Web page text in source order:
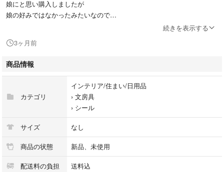
娘にと思い購入しましたが
娘の好みではなかったみたいなので
簡易包装でこのまま直接
ゆうパケットポストminiにて
発送させて頂きます。
一度人の手に渡った商品です。
神経質•完璧を求める方は
ご購入をお控え下さい。
お手数では
プロフィールをご覧頂き
続きを表示する
3ヶ月前
商品情報
カテゴリ
インテリア/住まい/日用品
› 文房具
› シール
サイズ なし
商品の状態 新品、未使用
配送料の負担 送料込